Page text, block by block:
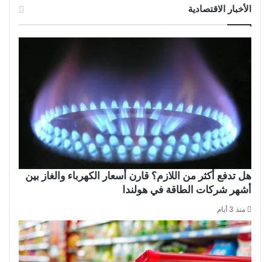
الأخبار الاقتصادية
هل تدفع أكثر من اللازم؟ قارن أسعار الكهرباء والغاز بين
أشهر شركات الطاقة في هولندا
منذ 3 أيام